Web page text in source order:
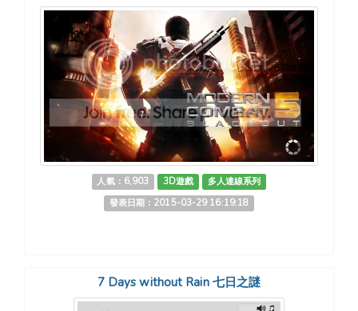
人氣：6,903 3D遊戲
多人連線系列
發表日期：2015-03-29 16:19:18
7 Days without Rain 七日之謎